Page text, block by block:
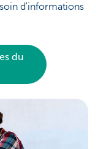
d'informations
du